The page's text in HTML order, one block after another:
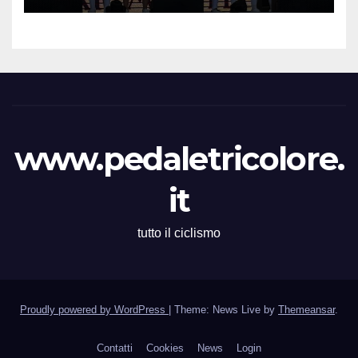
Memorial Gino Bartali”
www.pedaletricolore.
it
tutto il ciclismo
Proudly powered by WordPress | Theme: News Live by Themeansar.
Contatti Cookies News Login